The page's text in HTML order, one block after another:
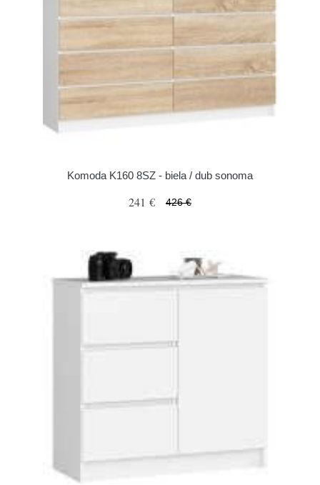
Komoda K160 8SZ - biela / dub sonoma
241 € 426 €